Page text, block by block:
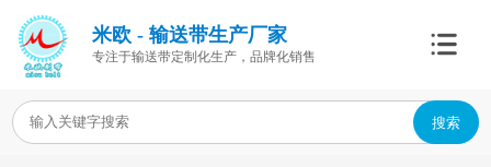
米欧 - 输送带生产厂家
专注于输送带定制化生产，品牌化销售
搜索